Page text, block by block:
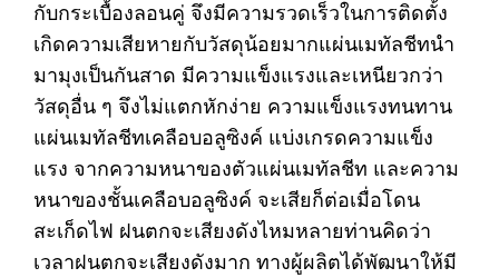
กับกระเบื้องลอนคู่ จึงมีความรวดเร็วในการติดตั้ง
เกิดความเสียหายกับวัสดุน้อยมากแผ่นเมทัลชีทนำ
มามุงเป็นกันสาด มีความแข็งแรงและเหนียวกว่า
วัสดุอื่น ๆ จึงไม่แตกหักง่าย ความแข็งแรงทนทาน
แผ่นเมทัลชีทเคลือบอลูซิงค์ แบ่งเกรดความแข็ง
แรง จากความหนาของตัวแผ่นเมทัลชีท และความ
หนาของชั้นเคลือบอลูซิงค์ จะเสียก็ต่อเมื่อโดน
สะเก็ดไฟ ฝนตกจะเสียงดังไหมหลายท่านคิดว่า
เวลาฝนตกจะเสียงดังมาก ทางผู้ผลิตได้พัฒนาให้มี